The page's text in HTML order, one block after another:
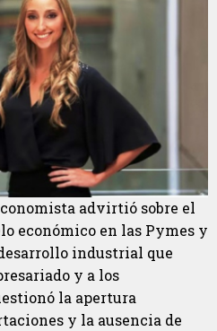
advirtió sobre el
económico en las Pymes y
industrial que
y a los
la apertura
y la ausencia de